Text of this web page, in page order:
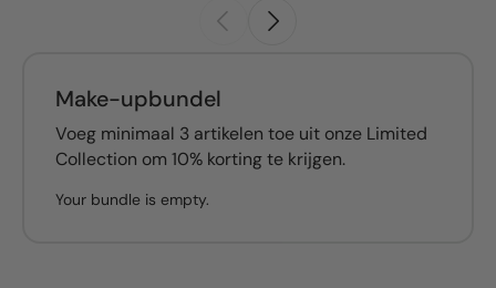
Make-upbundel
Voeg minimaal 3 artikelen toe uit onze Limited
Collection om 10% korting te krijgen.
Your bundle is empty.